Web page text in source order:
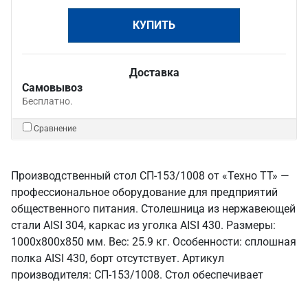
КУПИТЬ
Доставка
Самовывоз
Бесплатно.
Сравнение
Производственный стол СП-153/1008 от «Техно ТТ» —
профессиональное оборудование для предприятий
общественного питания. Столешница из нержавеющей
стали AISI 304, каркас из уголка AISI 430. Размеры:
1000x800x850 мм. Вес: 25.9 кг. Особенности: сплошная
полка AISI 430, борт отсутствует. Артикул
производителя: СП-153/1008. Стол обеспечивает